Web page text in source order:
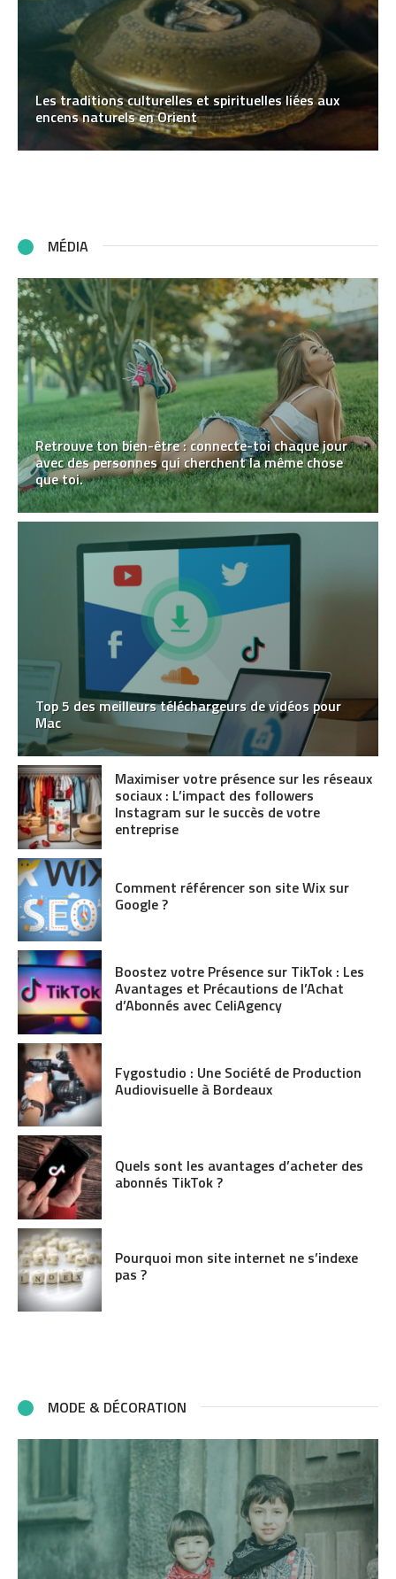
Les traditions culturelles et spirituelles liées aux
encens naturels en Orient
MÉDIA
Retrouve ton bien-être : connecte-toi chaque jour
avec des personnes qui cherchent la même chose
que toi.
Top 5 des meilleurs téléchargeurs de vidéos pour
Mac
Maximiser votre présence sur les réseaux
sociaux : L’impact des followers
Instagram sur le succès de votre
entreprise
Comment référencer son site Wix sur
Google ?
Boostez votre Présence sur TikTok : Les
Avantages et Précautions de l’Achat
d’Abonnés avec CeliAgency
Fygostudio : Une Société de Production
Audiovisuelle à Bordeaux
Quels sont les avantages d’acheter des
abonnés TikTok ?
Pourquoi mon site internet ne s’indexe
pas ?
MODE & DÉCORATION